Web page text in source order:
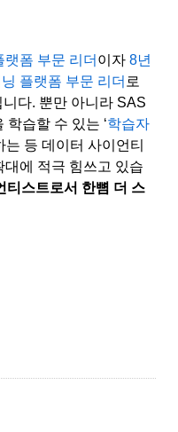
폼 부문 리더 이자 8년
플랫폼 부문 리더 로
니다. 뿐만 아니라 SAS
학습할 수 있는 ‘학습자
는 등 데이터 사이언티
에 적극 힘쓰고 있습
티스트로서 한뼘 더 스